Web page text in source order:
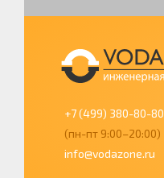
+7 (499) 380-80-80
(пн-пт 9:00–20:00)
info@vodazone.ru